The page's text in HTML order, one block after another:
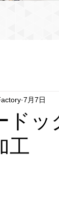
ド
工
7月7日